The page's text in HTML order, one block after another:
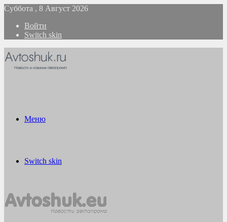
Суббота , 8 Август 2026
Войти
Switch skin
Меню
Switch skin